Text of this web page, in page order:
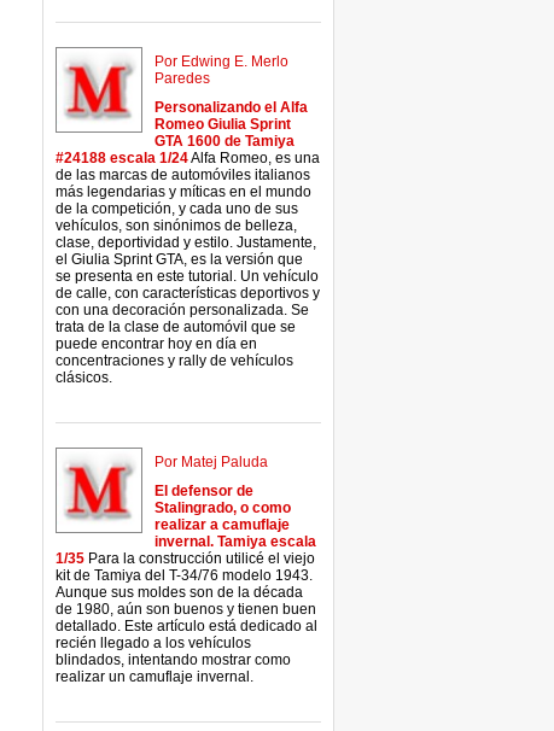
Por Edwing E. Merlo
Paredes
Personalizando el Alfa
Romeo Giulia Sprint
GTA 1600 de Tamiya
#24188 escala 1/24Alfa Romeo, es una
de las marcas de automóviles italianos
más legendarias y míticas en el mundo
de la competición, y cada uno de sus
vehículos, son sinónimos de belleza,
clase, deportividad y estilo. Justamente,
el Giulia Sprint GTA, es la versión que
se presenta en este tutorial. Un vehículo
de calle, con características deportivos y
con una decoración personalizada. Se
trata de la clase de automóvil que se
puede encontrar hoy en día en
concentraciones y rally de vehículos
clásicos.
Por Matej Paluda
El defensor de
Stalingrado, o como
realizar a camuflaje
invernal. Tamiya escala
1/35 Para la construcción utilicé el viejo
kit de Tamiya del T-34/76 modelo 1943.
Aunque sus moldes son de la década
de 1980, aún son buenos y tienen buen
detallado. Este artículo está dedicado al
recién llegado a los vehículos
blindados, intentando mostrar como
realizar un camuflaje invernal.